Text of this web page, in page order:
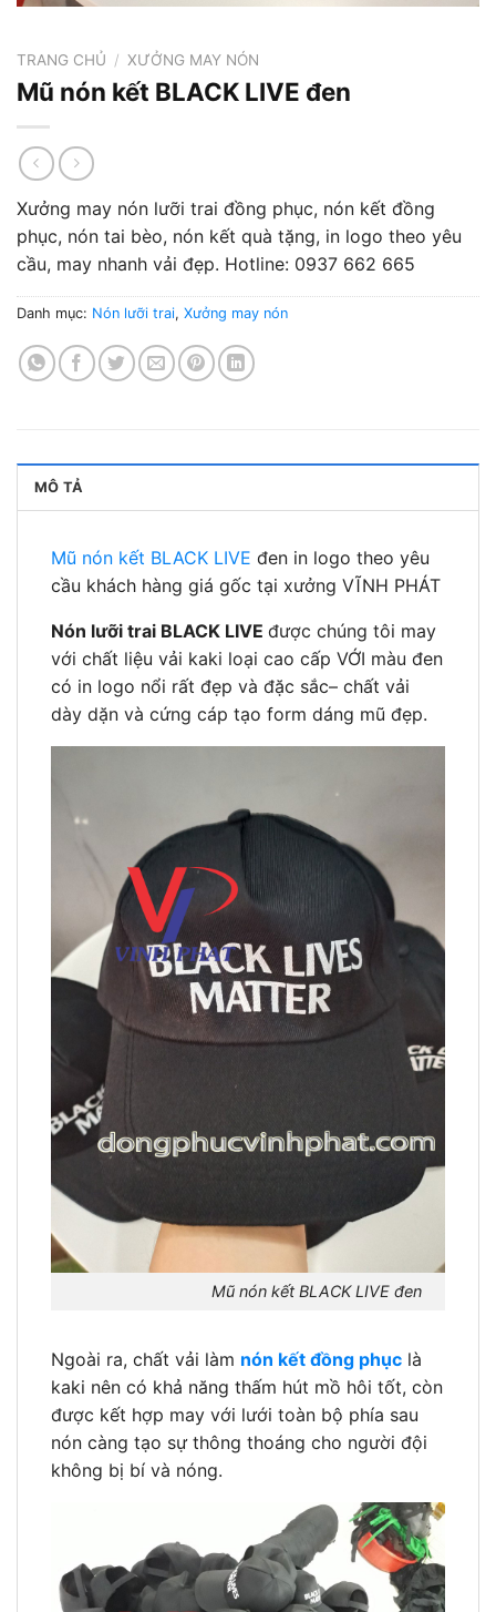
TRANG CHỦ / XƯỞNG MAY NÓN
Mũ nón kết BLACK LIVE đen
Xưởng may nón lưỡi trai đồng phục, nón kết đồng
phục, nón tai bèo, nón kết quà tặng, in logo theo yêu
cầu, may nhanh vải đẹp. Hotline: 0937 662 665
Danh mục: Nón lưỡi trai, Xưởng may nón
MÔ TẢ
Mũ nón kết BLACK LIVE đen in logo theo yêu
cầu khách hàng giá gốc tại xưởng VĨNH PHÁT
Nón lưỡi trai BLACK LIVE được chúng tôi may
với chất liệu vải kaki loại cao cấp VỚI màu đen
có in logo nổi rất đẹp và đặc sắc– chất vải
dày dặn và cứng cáp tạo form dáng mũ đẹp.
Mũ nón kết BLACK LIVE đen
Ngoài ra, chất vải làm nón kết đồng phục là
kaki nên có khả năng thấm hút mồ hôi tốt, còn
được kết hợp may với lưới toàn bộ phía sau
nón càng tạo sự thông thoáng cho người đội
không bị bí và nóng.